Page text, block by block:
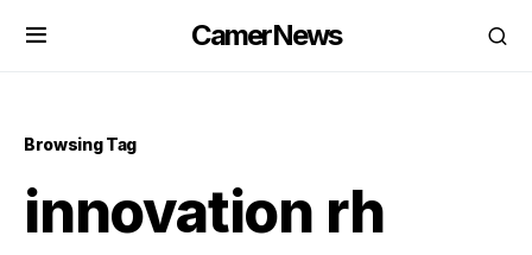
CamerNews
Browsing Tag
innovation rh